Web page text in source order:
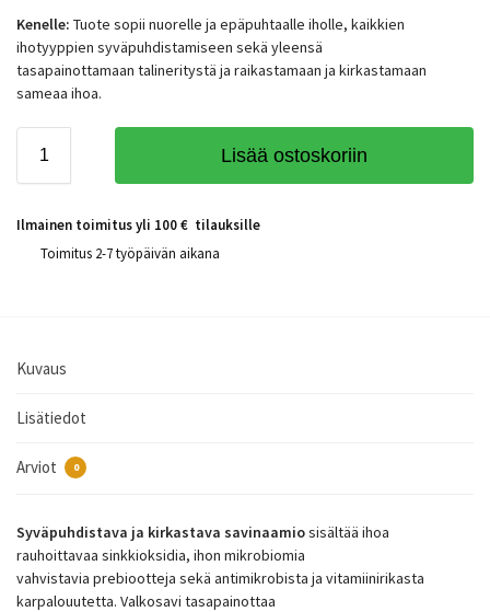
Kenelle: Tuote sopii nuorelle ja epäpuhtaalle iholle, kaikkien
ihotyyppien syväpuhdistamiseen sekä yleensä
tasapainottamaan talineritystä ja raikastamaan ja kirkastamaan
sameaa ihoa.
Lisää ostoskoriin
Ilmainen toimitus yli 100 € tilauksille
Toimitus 2-7 työpäivän aikana
Kuvaus
Lisätiedot
Arviot 0
Syväpuhdistava ja kirkastava savinaamiosisältää ihoa
rauhoittavaa sinkkioksidia, ihon mikrobiomia
vahvistavia prebiootteja sekä antimikrobista ja vitamiinirikasta
karpalouutetta. Valkosavi tasapainottaa